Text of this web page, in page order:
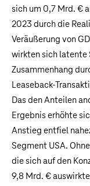
sich um 0,7 Mrd. €
2023 durch die
Veräußerung von
wirkten sich latente
Zusammenhang
Leaseback-
Das den Anteilen
Ergebnis erhöhte
Anstieg entfiel
Segment USA.
die sich auf den
9,8 Mrd. €